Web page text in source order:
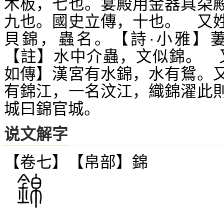
木板，七也。宴殿用金器具朶
九也。國史立傳，十也。 又
貝錦，蟲名。【詩·小雅】
【註】水中介蟲，文似錦。
如傳】漢宮有水錦，水有鴛。
有錦江，一名汶江，織錦濯此
城曰錦官城。
说文解字
【卷七】【帛部】 錦